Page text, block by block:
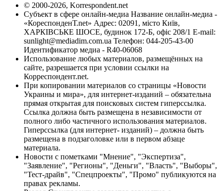
© 2000-2026, Korrespondent.net
Субъект в сфере онлайн-медиа Название онлайн-медиа -
«КореспонденТ.net» Адрес: 02091, місто Київ,
ХАРКІВСЬКЕ ШОСЕ, будинок 172-Б, офіс 208/1 E-mail:
sunlight@mediadim.com.ua Телефон: 044-205-43-00
Идентификатор медиа - R40-06068
Использование любых материалов, размещённых на
сайте, разрешается при условии ссылки на
Корреспондент.net.
При копировании материалов со страницы «Новости
Украины и мира», для интернет-изданий – обязательна
прямая открытая для поисковых систем гиперссылка.
Ссылка должна быть размещена в независимости от
полного либо частичного использования материалов.
Гиперссылка (для интернет- изданий) – должна быть
размещена в подзаголовке или в первом абзаце
материала.
Новости с пометками "Мнение", "Экспертиза",
"Заявление", "Регионы", "Деньги", "Власть", "Выборы",
"Тест-драйв", "Спецпроекты", "Промо" публикуются на
правах рекламы.